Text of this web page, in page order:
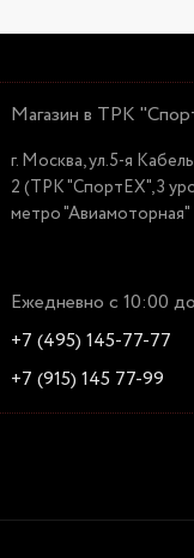
Магазин в ТРК
г. Москва, ул.5-я
2 (ТРК "СпортЕХ", 3
метро "Авиамоторная"
Ежедневно с 10:00
+7 (495) 145-77-77
+7 (915) 145 77-99